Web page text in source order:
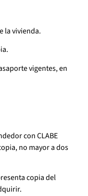
la vivienda.
vigentes, en
con CLABE
no mayor a dos
copia del